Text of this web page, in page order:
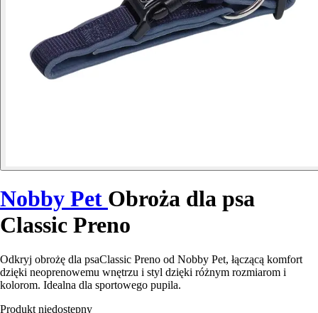
Nobby Pet Obroża dla psa
Classic Preno
Odkryj obrożę dla psaClassic Preno od Nobby Pet, łączącą komfort
dzięki neoprenowemu wnętrzu i styl dzięki różnym rozmiarom i
kolorom. Idealna dla sportowego pupila.
Produkt niedostępny